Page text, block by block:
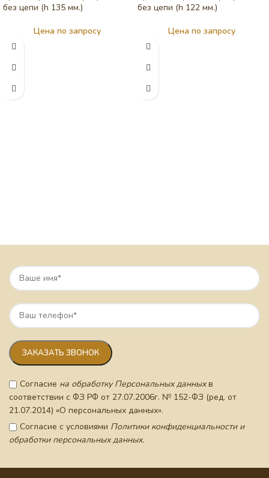
без цепи (h 135 мм.)
Цена по запросу
без цепи (h 122 мм.)
Цена по запросу
Согласие на обработку Персональных данныхв
соответствии с ФЗ РФ от 27.07.2006г. № 152-ФЗ (ред. от
21.07.2014) «О персональных данных».
Согласие с условиями Политики конфиденциальности и
обработки персональных данных.